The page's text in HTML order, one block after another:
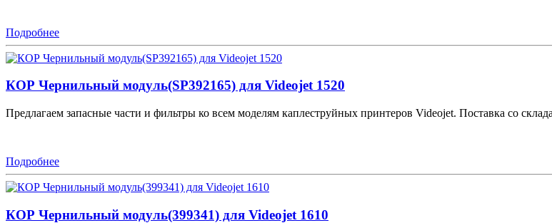
Подробнее
КОР Чернильный модуль(SP392165) для Videojet 1520
Предлагаем запасные части и фильтры ко всем моделям каплеструйных принтеров Videojet. Поставка со
Подробнее
КОР Чернильный модуль(399341) для Videojet 1610